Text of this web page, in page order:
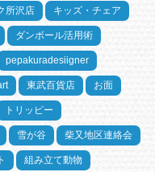
所沢店 キッズ・チェア
ダンボール活用術
pepakuradesiigner
東武百貨店 お面
トリッピー
雪が谷 柴又地区連絡会
組み立て動物